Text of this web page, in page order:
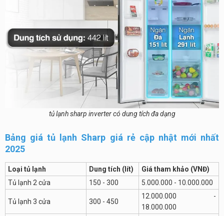
tủ lạnh sharp inverter có dung tích đa dạng
Bảng giá tủ lạnh Sharp giá rẻ cập nhật mới nhất
2025
Loại tủ lạnh Dung tích (lít)
Giá tham khảo (VNĐ)
Tủ lạnh 2 cửa
150 - 300 5.000.000 - 10.000.000
Tủ lạnh 3 cửa 300 - 450
12.000.000 -
18.000.000